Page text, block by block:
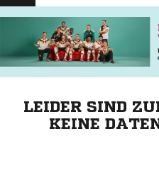
LEIDER SIND
KEINE